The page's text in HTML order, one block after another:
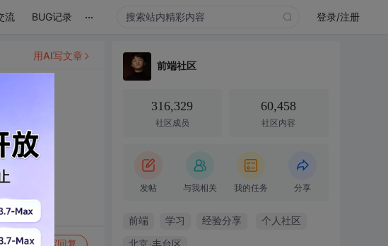
流 BUG记录 ... 登录/注册
写回复
用AI写文章
前端社区
316,329
社区成员
60,458
社区内容
发帖 与我相关 我的任务 分享
前端 学习 经验分享 个人社区